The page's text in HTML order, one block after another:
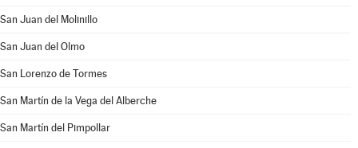
San Juan del Molinillo
San Juan del Olmo
San Lorenzo de Tormes
San Martín de la Vega del Alberche
San Martín del Pimpollar